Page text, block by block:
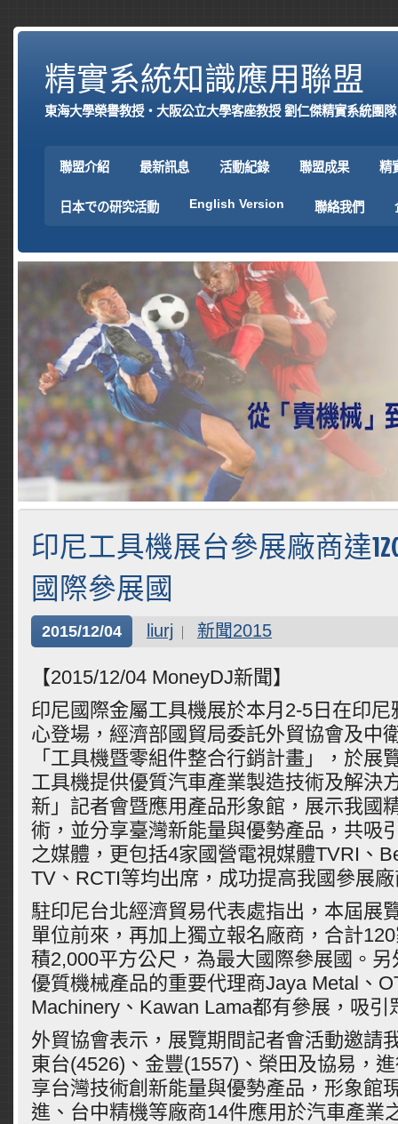
精實系統知識應用聯盟
東海大學榮譽教授‧大阪公立大學客座教授 劉仁傑精實系統團隊
聯盟介紹 最新訊息 活動紀錄 聯盟成果 精
日本での研究活動 English Version 聯絡我們
印尼工具機展台參展廠商達
國際參展國
2015/12/04 liurj 新聞2015
【2015/12/04 MoneyDJ新聞】
印尼國際金屬工具機展於本月2-5日在印
心登場，經濟部國貿局委託外貿協會及中
「工具機暨零組件整合行銷計畫」，於展
工具機提供優質汽車產業製造技術及解決
新」記者會暨應用產品形象館，展示我國
術，並分享臺灣新能量與優勢產品，共吸
之媒體，更包括4家國營電視媒體TVRI、
TV、RCTI等均出席，成功提高我國參展
駐印尼台北經濟貿易代表處指出，本屆展
單位前來，再加上獨立報名廠商，合計
積2,000平方公尺，為最大國際參展國。
優質機械產品的重要代理商Jaya Metal、
Machinery、Kawan Lama都有參展，吸引
外貿協會表示，展覽期間記者會活動邀請
東台(4526)、金豐(1557)、榮田及協易，
享台灣技術創新能量與優勢產品，形象館
進、台中精機等廠商14件應用於汽車產業